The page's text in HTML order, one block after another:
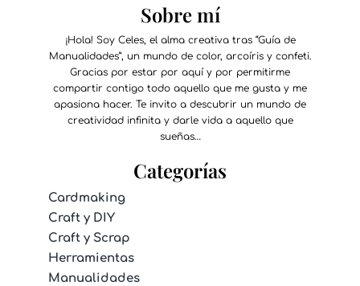
Sobre mí
¡Hola! Soy Celes, el alma creativa tras “Guía de
Manualidades”, un mundo de color, arcoíris y confeti.
Gracias por estar por aquí y por permitirme
compartir contigo todo aquello que me gusta y me
apasiona hacer. Te invito a descubrir un mundo de
creatividad infinita y darle vida a aquello que
sueñas…
Categorías
Cardmaking
Craft y DIY
Craft y Scrap
Herramientas
Manualidades